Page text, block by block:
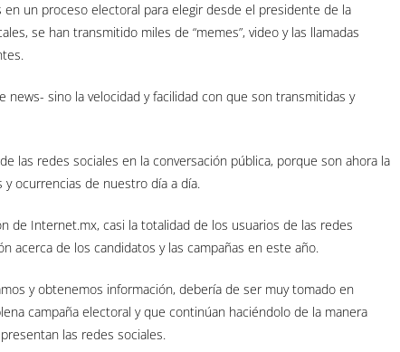
un proceso electoral para elegir desde el presidente de la
se han transmitido miles de “memes”, video y las llamadas
news- sino la velocidad y facilidad con que son transmitidas y
las redes sociales en la conversación pública, porque son ahora la
ocurrencias de nuestro día a día.
de Internet.mx, casi la totalidad de los usuarios de las redes
acerca de los candidatos y las campañas en este año.
y obtenemos información, debería de ser muy tomado en
campaña electoral y que continúan haciéndolo de la manera
las redes sociales.